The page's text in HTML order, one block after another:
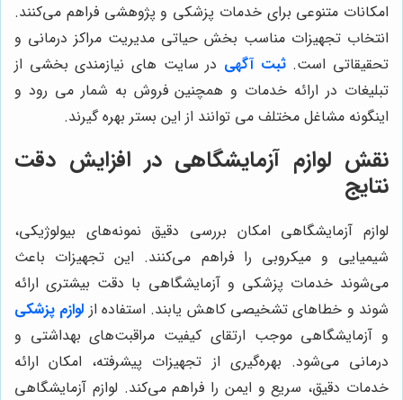
امکانات متنوعی برای خدمات پزشکی و پژوهشی فراهم می‌کنند.
انتخاب تجهیزات مناسب بخش حیاتی مدیریت مراکز درمانی و
تحقیقاتی است.ثبت آگهی در سایت های نیازمندی بخشی از
تبلیغات در ارائه خدمات و همچنین فروش به شمار می رود و
اینگونه مشاغل مختلف می توانند از این بستر بهره گیرند.
نقش لوازم آزمایشگاهی در افزایش دقت
نتایج
لوازم آزمایشگاهی امکان بررسی دقیق نمونه‌های بیولوژیکی،
شیمیایی و میکروبی را فراهم می‌کنند. این تجهیزات باعث
می‌شوند خدمات پزشکی و آزمایشگاهی با دقت بیشتری ارائه
شوند و خطاهای تشخیصی کاهش یابند. استفاده از لوازم پزشکی
و آزمایشگاهی موجب ارتقای کیفیت مراقبت‌های بهداشتی و
درمانی می‌شود. بهره‌گیری از تجهیزات پیشرفته، امکان ارائه
خدمات دقیق، سریع و ایمن را فراهم می‌کند. لوازم آزمایشگاهی